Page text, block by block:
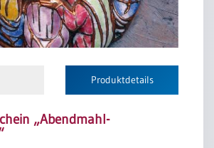
Produktdetails
„Abendmahl-